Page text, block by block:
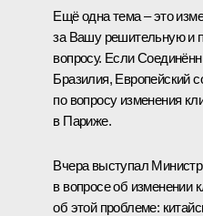
Ещё одна тема – это
за Вашу решительную и
вопросу. Если
Бразилия, Европейский
по вопросу изменения
в Париже.
Вчера выступал Министр
в вопросе об изменении
об этой проблеме: